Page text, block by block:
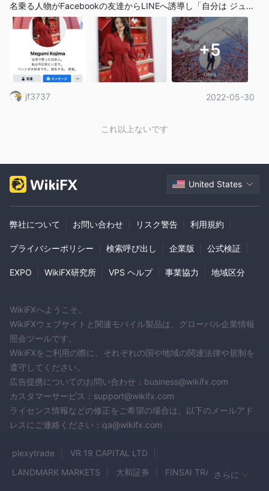
Locus Marketは、5 つ以上の外国為替通貨ペア、金、銀、指数、
原油をカバーする金融市場の幅広い取引手段へのアクセスを提供
すると宣伝しています。
利用可能な取引プラットフォーム
で取引できるプラットフォーム Locus Marketmt5 pc、mt5
web、モバイルと言われています。いずれの場合も、取引プラッ
トフォームには mt4 または mt5 を使用することをお勧めしま
トフォームとしてメタトレーダーの安定性と信頼性を高く評価し
ケットプレイスでは 10,000 を超える取引アプリが利用可能であ
端末を使用することで、mt4 および mt5 を通じて、いつでもど
こからでも取引できます。
残念ながら、有益な情報は見つかりませんでした。 Locus
されたブローカーは、顧客が連絡できるように電話番号、電子メ
ール、または会社の住所を公開します。
リスク警告
オンライン取引にはかなりのリスクが伴い、投資した資金をすべ
て失う可能性があります。すべてのトレーダーや投資家に適して
いるわけではありません。関連するリスクを必ずご理解いただ
き、この記事に含まれる情報は一般的な情報提供のみを目的とし
ていることにご注意ください。
名乗る人物がFacebookの友達からLINEへ誘導し「自分は ジュエ
リーデザイン事務所の所長」と自己紹介したうえで金相場への投
資を持ちかけてきました。 最初のうちは投資とは無関係の話から
始まりましたが小島が投資の話をし始めたときに、こちらの仕事
が忙しいことから最初は断っていたのですが、仕事が落ち着くと
ともに小島の勧める通り投資をすることとなりました。 この時、
Olinaと名乗る人物がMT5サポートとして間に入り入金をサポート
するかたちを取っていましたが、3月下旬ごろ小島から「Olina部
長から取引所20周年イベントを開催する旨連絡があった。チャン
際140万円の金額をカードローンで追加調達することとなりまし
ます。4/20頃まではデザイン事務所の仕事も忙しいとの話でした
のでこちらからの連絡は控えましたが、4/21以降も連絡は無く、
5/16の時点で小島が自身のLINE-IDを削除していたことから国際
した。 またOlinaについても、画像はそのままでLINEでの名前をAl
とは言えわざわざ変えたりするでしょうか。 このOlina(Alice)が言
が、金相場の投資を小島主導で行ってきたこと、その小島がLINE-
IDを削除したことからこちらからの連絡を一方的に遮断したこと
ます。様の格付けでは0.16となっており、普通に考えれば投資を
まず控えそうな会社に誘導しています。 名前を変えたことも含め
Olina(Alice)の言動はかなり怪しいと見ざるを得ません。 LINE
上、Facebook上でのやり取り（履歴）は小島、Olina(Alice)とも
残っております。また、詐欺師共が誘導したLocusの口座につい
ては今のところ資金が移動した形跡はありません。 然るべき処置
を考えたいのでご確認よろしくお願い致します。 追記 必要なスク
リーンショットがあればお知らせください。
+5
jf3737 2022-05-30
これ以上ないです
United States
弊社について お問い合わせ リスク警告 利用規約
プライバシーポリシー 検索呼び出し 企業版 公式検証
EXPO WikiFX研究所 VPS ヘルプ 事業協力 地域区分
WikiFXへようこそ。
WikiFXウェブサイトと関連モバイル製品は、グローバル企業情報
照会ツールです。
WikiFXをご利用の際に、それぞれの国や地域の関連法律や規制を
遵守してください。
広告提携についてのお問い合わせ：business@wikifx.com
カスタマーサービス：support@wikifx.com
ライセンス情報などの修正をご希望の場合は、以下のメールアド
レスにご連絡ください：qa@wikifx.com
plexytrade
VR 19 CAPITAL LTD
LANDMARK MARKETS
大和証券
FINSAI TRADEさらに